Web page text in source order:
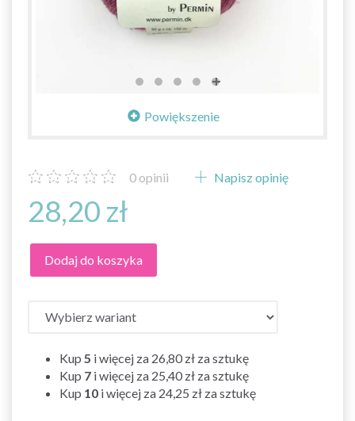
Powiększenie
0 opinii Napisz opinię
28,20 zł
Dodaj do koszyka
Kup 5 i więcej za 26,80 zł za sztukę
Kup 7 i więcej za 25,40 zł za sztukę
Kup 10 i więcej za 24,25 zł za sztukę